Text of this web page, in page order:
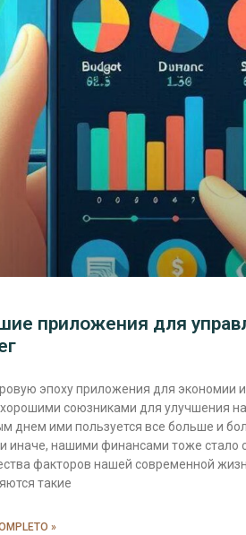
приложения для
эпоху приложения для экономии
союзниками для улучшения
днем ими пользуется все больше и
иначе, нашими финансами тоже стало
факторов нашей современной
такие
»